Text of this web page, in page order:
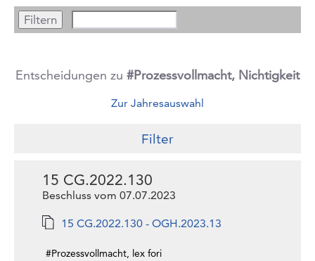
Entscheidungen zu #Prozessvollmacht, Nichtigkeit
Zur Jahresauswahl
Filter
15 CG.2022.130
Beschluss vom 07.07.2023
15 CG.2022.130 - OGH.2023.13
#Prozessvollmacht, lex fori